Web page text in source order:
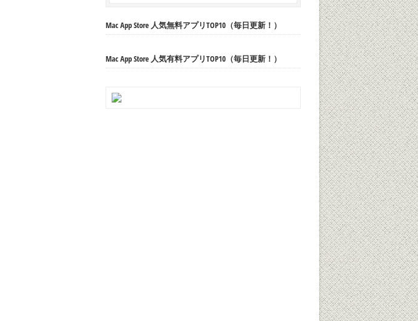
Mac App Store 人気無料アプリTOP10（毎日更新！）
Mac App Store 人気有料アプリTOP10（毎日更新！）